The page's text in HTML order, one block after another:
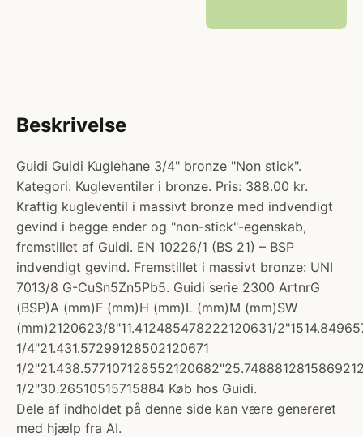
Beskrivelse
Guidi Guidi Kuglehane 3/4" bronze "Non stick".
Kategori: Kugleventiler i bronze. Pris: 388.00 kr.
Kraftig kugleventil i massivt bronze med indvendigt
gevind i begge ender og "non-stick"-egenskab,
fremstillet af Guidi. EN 10226/1 (BS 21) – BSP
indvendigt gevind. Fremstillet i massivt bronze: UNI
7013/8 G-CuSn5Zn5Pb5. Guidi serie 2300 ArtnrG
(BSP)A (mm)F (mm)H (mm)L (mm)M (mm)SW
(mm)2120623/8"11.412485478222120631/
1/4"21.431.57299128502120671
1/
1/2"30.26510515715884 Køb hos Guidi.
Dele af indholdet på denne side kan være genereret
med hjælp fra AI.